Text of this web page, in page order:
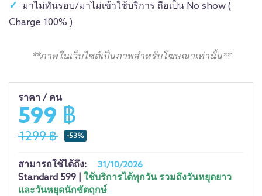
มาไม่ทันรอบ/มาไม่เข้าใช้บริการ ถือเป็น No show (
Charge 100% )
**ภาพในเว็บไซต์เป็นภาพสำหรับโฆษณาเท่านั้น**
ราคา / คน
599 ฿
1299 ฿ -53%
สามารถใช้ได้ถึง: 31/10/2026
Standard 599 | ใช้บริการได้ทุกวัน รวมถึงวันหยุดยาว
และวันหยุดนักขัตฤกษ์